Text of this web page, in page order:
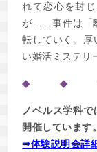
れて恋心を封
が……事件は「
転していく。厚
い婚活ミステリ
◆ ◆
ノベルス学科
開催しています。
⇒体験説明会詳